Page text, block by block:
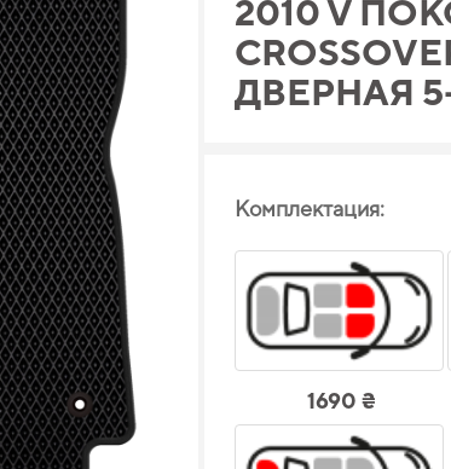
2010 V
ДВЕРНАЯ
Комплектация:
1690 ₴